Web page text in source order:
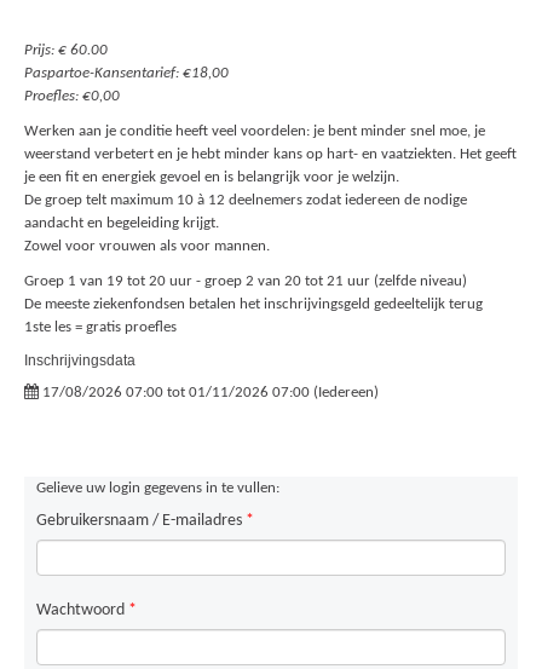
Prijs: € 60.00
Paspartoe-Kansentarief: €18,00
Proefles: €0,00
Werken aan je conditie heeft veel voordelen: je bent minder snel moe, je
weerstand verbetert en je hebt minder kans op hart- en vaatziekten. Het geeft
je een fit en energiek gevoel en is belangrijk voor je welzijn.
De groep telt maximum 10 à 12 deelnemers zodat iedereen de nodige
aandacht en begeleiding krijgt.
Zowel voor vrouwen als voor mannen.
Groep 1 van 19 tot 20 uur - groep 2 van 20 tot 21 uur (zelfde niveau)
De meeste ziekenfondsen betalen het inschrijvingsgeld gedeeltelijk terug
1ste les = gratis proefles
Inschrijvingsdata
17/08/2026 07:00 tot 01/11/2026 07:00 (Iedereen)
Gelieve uw login gegevens in te vullen:
Gebruikersnaam / E-mailadres *
Wachtwoord *